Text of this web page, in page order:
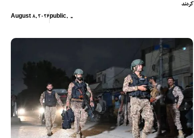
کردند
August 8, 2026 public, ,,